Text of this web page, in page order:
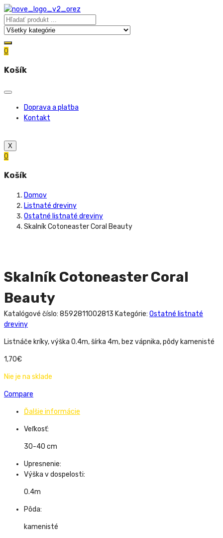
0
Košík
Doprava a platba
Kontakt
X
0
Košík
Domov
Listnaté dreviny
Ostatné listnaté dreviny
Skalník Cotoneaster Coral Beauty
Skalník Cotoneaster Coral
Beauty
Katalógové číslo: 8592811002813 Kategórie: Ostatné listnaté
dreviny
Listnáče kríky, výška 0.4m, šírka 4m, bez vápnika, pôdy kamenisté
1,70€
Nie je na sklade
Compare
Ďalšie informácie
Veľkosť:
30-40 cm
Upresnenie:
Výška v dospelosti:
0.4m
Pôda:
kamenisté